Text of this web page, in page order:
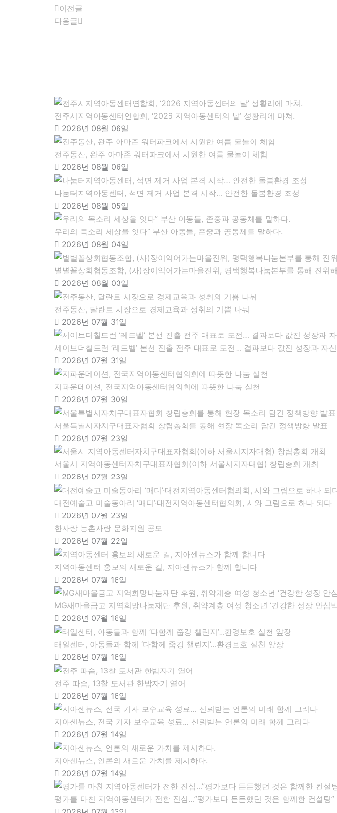
Prev
이전글
다음글
전주시지역아동센터연합회, ‘2026 지역아동센터의 날’ 성황리에 마쳐.
2026년 08월 06일
전주동산, 완주 아마존 워터파크에서 시원한 여름 물놀이 체험
2026년 08월 06일
나눔터지역아동센터, 석면 제거 사업 본격 시작… 안전한 돌봄환경 조성
2026년 08월 05일
우리의 목소리 세상을 잇다” 부산 아동들, 존중과 공동체를 말하다.
2026년 08월 04일
별별꼴상회협동조합, (사)장이익어가는마을진위, 평택행복나눔본부를 통해 진
2026년 08월 03일
전주동산, 달란트 시장으로 경제교육과 성취의 기쁨 나눠
2026년 07월 31일
세이브더칠드런 ‘레드벨’ 본선 진출 전주 대표로 도전… 결과보다 값진 성장과 자
2026년 07월 31일
지파운데이션, 전국지역아동센터협의회에 따뜻한 나눔 실천
2026년 07월 30일
서울특별시자치구대표자협회 창립총회를 통해 현장 목소리 담긴 정책방향 발표
2026년 07월 23일
서울시 지역아동센터자치구대표자협회(이하 서울시지자대협)​ 창립총회 개최
2026년 07월 23일
대전예술고 미술동아리 ‘매디’·대전지역아동센터협의회, 시와 그림으로 하나 되다
2026년 07월 23일
한사랑 농촌사랑 문화지원 공모
2026년 07월 22일
지역아동센터 홍보의 새로운 길, 지아센뉴스가 함께 합니다
2026년 07월 16일
MG새마을금고 지역희망나눔재단 후원, 취약계층 여성 청소년 ‘건강한 성장 안심
2026년 07월 16일
태일센터, 아동들과 함께 ‘다함께 줍깅 챌린지’…환경보호 실천 앞장
2026년 07월 16일
전주 따숨, 13찰 도서관 한밤자기 열어
2026년 07월 16일
지아센뉴스, 전국 기자 보수교육 성료… 신뢰받는 언론의 미래 함께 그리다
2026년 07월 14일
지아센뉴스, 언론의 새로운 가치를 제시하다.
2026년 07월 14일
평가를 마친 지역아동센터가 전한 진심…”평가보다 든든했던 것은 함께한 컨설팅”